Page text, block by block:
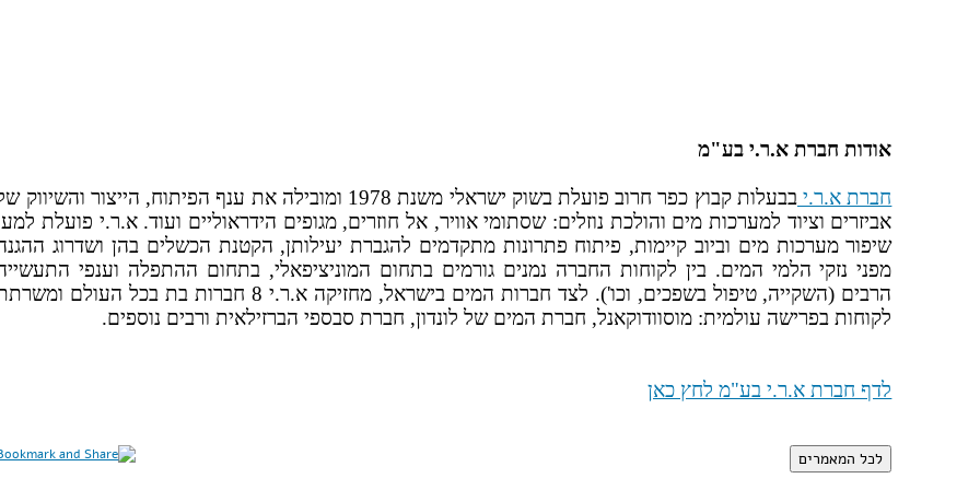
אודות חברת א.ר.י בע"מ
חברת א.ר.י
בבעלות קבוץ כפר חרוב פועלת בשוק ישראלי משנת 1978 ומובילה את ענף הפיתוח, הייצור והשיווק
אביזרים וציוד למערכות מים והולכת נוזלים: שסתומי אוויר, אל חוזרים, מגופים הידראוליים ועוד. א.ר.י פועלת
שיפור מערכות מים וביוב קיימות, פיתוח פתרונות מתקדמים להגברת יעילותן, הקטנת הכשלים בהן ושדרוג
מפני נזקי הלמי המים. בין לקוחות החברה נמנים גורמים בתחום המוניציפאלי, בתחום ההתפלה וענפי
הרבים (השקייה, טיפול בשפכים, וכו'). לצד חברות המים בישראל, מחזיקה א.ר.י 8 חברות בת בכל העולם
לקוחות בפרישה עולמית: מוסוודוקאנל, חברת המים של לונדון, חברת סבספי הברזילאית ורבים נוספים.
לדף חברת א.ר.י בע"מ לחץ כאן